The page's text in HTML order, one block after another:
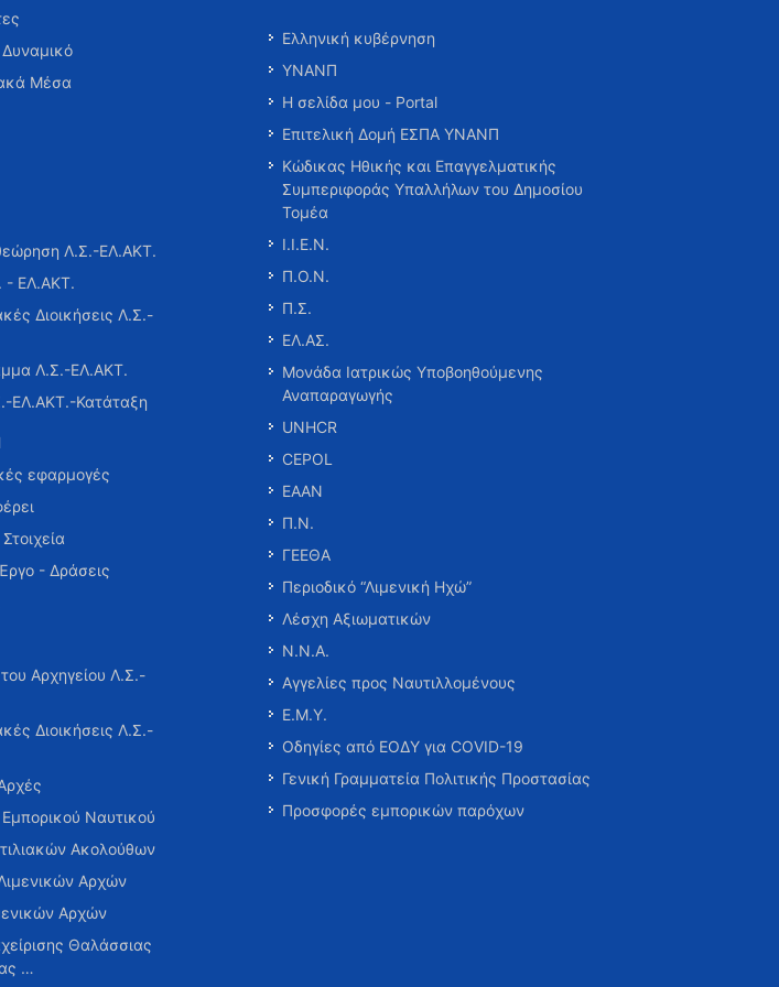
Μέσα
Λ.Σ.-ΕΛ.ΑΚΤ.
- ΕΛ.ΑΚΤ.
Διοικήσεις Λ.Σ.-
Λ.Σ.-ΕΛ.ΑΚΤ.
ΕΛ.ΑΚΤ.-Κατάταξη
εφαρμογές
- Δράσεις
Αρχηγείου Λ.Σ.-
Διοικήσεις Λ.Σ.-
Ναυτικού
Ακολούθων
Αρχών
Αρχών
Θαλάσσιας
…
Ελληνική κυβέρνηση
ΥΝΑΝΠ
Η σελίδα μου - Portal
Επιτελική Δομή ΕΣΠΑ ΥΝΑΝΠ
Κώδικας Ηθικής και Επαγγελματικής
Συμπεριφοράς Υπαλλήλων του Δημοσίου
Τομέα
Ι.Ι.Ε.Ν.
Π.Ο.Ν.
Π.Σ.
ΕΛ.ΑΣ.
Μονάδα Ιατρικώς Υποβοηθούμενης
Αναπαραγωγής
UNHCR
CEPOL
ΕΑΑΝ
Π.Ν.
ΓΕΕΘΑ
Περιοδικό “Λιμενική Ηχώ”
Λέσχη Αξιωματικών
Ν.Ν.Α.
Αγγελίες προς Ναυτιλλομένους
Ε.Μ.Υ.
Οδηγίες από ΕΟΔΥ για COVID-19
Γενική Γραμματεία Πολιτικής Προστασίας
Προσφορές εμπορικών παρόχων